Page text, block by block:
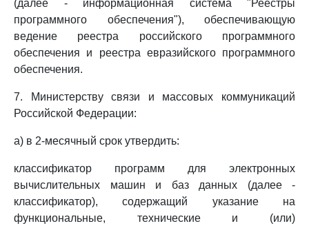
(далее - информационная система "Реестры
программного обеспечения"), обеспечивающую
ведение реестра российского программного
обеспечения и реестра евразийского программного
обеспечения.
7. Министерству связи и массовых коммуникаций
Российской Федерации:
а) в 2-месячный срок утвердить:
классификатор программ для электронных
вычислительных машин и баз данных (далее -
классификатор), содержащий указание на
функциональные, технические и (или)